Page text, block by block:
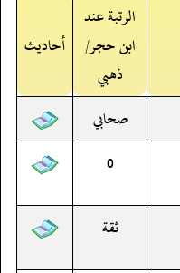
الرتبة عند
ابن حجر/
ذهبي
أحاديث
صحابي
0
ثقة